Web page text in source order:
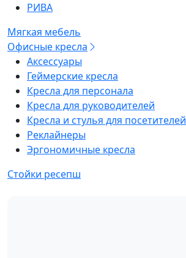
РИВА
Мягкая мебель
Офисные кресла
Аксессуары
Геймерские кресла
Кресла для персонала
Кресла для руководителей
Кресла и стулья для посетителей
Реклайнеры
Эргономичные кресла
Стойки ресепш